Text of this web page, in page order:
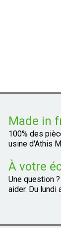
Made in
100% des
usine d'Athis
À votre
Une question
aider. Du lundi